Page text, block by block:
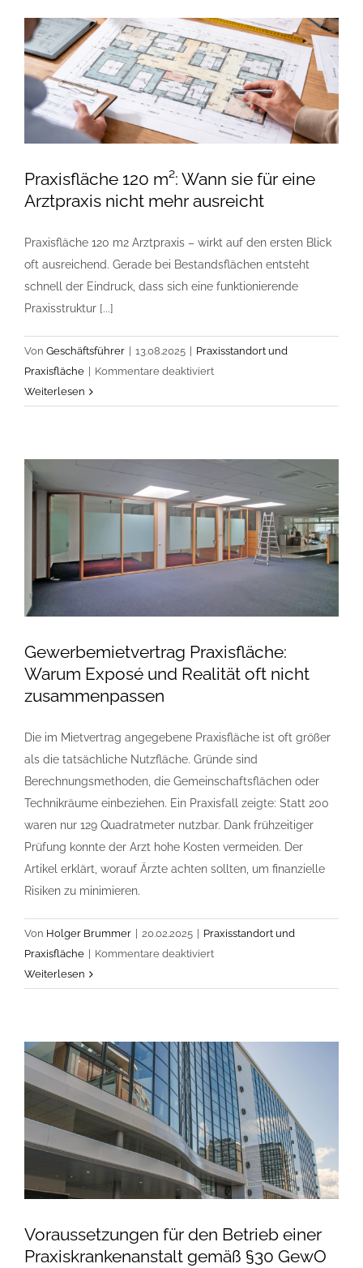
Entscheidung
früh
sicher
prüfen
Praxisfläche 120 m²: Wann sie für eine
Arztpraxis nicht mehr ausreicht
Praxisfläche 120 m2 Arztpraxis – wirkt auf den ersten Blick
oft ausreichend. Gerade bei Bestandsflächen entsteht
schnell der Eindruck, dass sich eine funktionierende
Praxisstruktur [...]
Von Geschäftsführer 13.08.2025
Praxisstandort und
Praxisfläche
Kommentare deaktiviertfür
für
eine
Arztpraxis
nicht
Weiterlesen
Gewerbemietvertrag Praxisfläche:
Warum Exposé und Realität oft nicht
zusammenpassen
Die im Mietvertrag angegebene Praxisfläche ist oft größer
als die tatsächliche Nutzfläche. Gründe sind
Berechnungsmethoden, die Gemeinschaftsflächen oder
Technikräume einbeziehen. Ein Praxisfall zeigte: Statt 200
waren nur 129 Quadratmeter nutzbar. Dank frühzeitiger
Prüfung konnte der Arzt hohe Kosten vermeiden. Der
Artikel erklärt, worauf Ärzte achten sollten, um finanzielle
Risiken zu minimieren.
Von Holger Brummer 20.02.2025
Praxisstandort und
Praxisfläche
Kommentare deaktiviertfür
und
Realität
oft
nicht
zusammenpassen
Weiterlesen
Voraussetzungen für den Betrieb einer
Praxiskrankenanstalt gemäß §30 GewO